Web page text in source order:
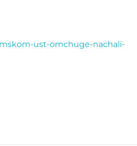
ust-omchuge-nachali-